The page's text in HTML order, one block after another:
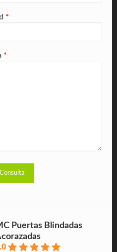
*
*
Puertas Blindadas